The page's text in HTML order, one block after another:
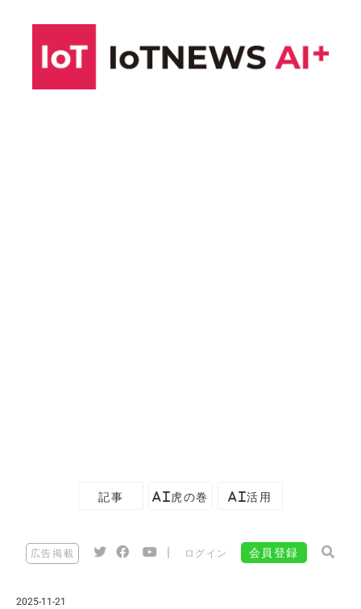
記事 AI虎の巻 AI活用
広告掲載 ログイン 会員登録
2025-11-21